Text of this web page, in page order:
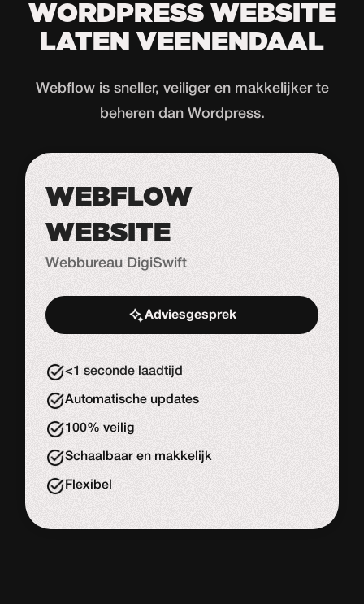
WORDPRESS WEBSITE
LATEN VEENENDAAL
Webflow is sneller, veiliger en makkelijker te
beheren dan Wordpress.
WEBFLOW
WEBSITE
Webbureau DigiSwift
Adviesgesprek
Start de uitdaging
<1 seconde laadtijd
Automatische updates
100% veilig
Schaalbaar en makkelijk
Flexibel